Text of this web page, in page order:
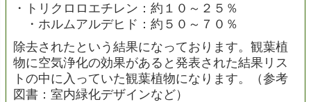
・トリクロロエチレン：約１０～２５％
・ホルムアルデヒド：約５０～７０％
除去されたという結果になっております。観葉植
物に空気浄化の効果があると発表された結果リス
トの中に入っていた観葉植物になります。（参考
図書：室内緑化デザインなど）